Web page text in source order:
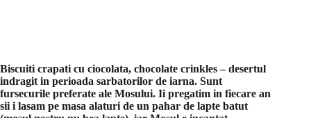
Biscuiti crapati cu ciocolata, chocolate crinkles – desertul
indragit in perioada sarbatorilor de iarna. Sunt
fursecurile preferate ale Mosului. Ii pregatim in fiecare an
sii i lasam pe masa alaturi de un pahar de lapte batut